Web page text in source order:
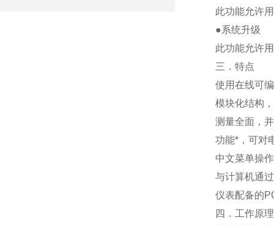
此功能允许
●系统升级
此功能允许
三．特点
使用在线可
模块化结构
测量全面，
功能*，可对
中文菜单操
与计算机通过
仪表配备的
四．工作原理